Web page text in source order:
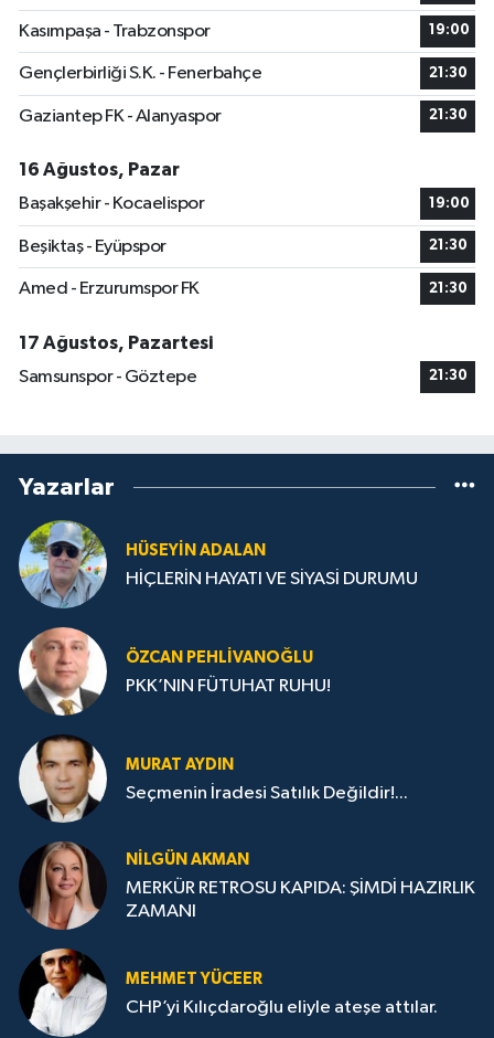
Kasımpaşa - Trabzonspor 19:00
Gençlerbirliği S.K. - Fenerbahçe 21:30
Gaziantep FK - Alanyaspor 21:30
16 Ağustos, Pazar
Başakşehir - Kocaelispor
19:00
Beşiktaş - Eyüpspor 21:30
Amed - Erzurumspor FK 21:30
17 Ağustos, Pazartesi
Samsunspor - Göztepe
21:30
Yazarlar
HÜSEYIN ADALAN
HİÇLERİN HAYATI VE SİYASİ DURUMU
ÖZCAN PEHLIVANOĞLU
PKK’NIN FÜTUHAT RUHU!
MURAT AYDIN
Seçmenin İradesi Satılık Değildir!...
NILGÜN AKMAN
MERKÜR RETROSU KAPIDA: ŞİMDİ HAZIRLIK
ZAMANI
MEHMET YÜCEER
CHP’yi Kılıçdaroğlu eliyle ateşe attılar.